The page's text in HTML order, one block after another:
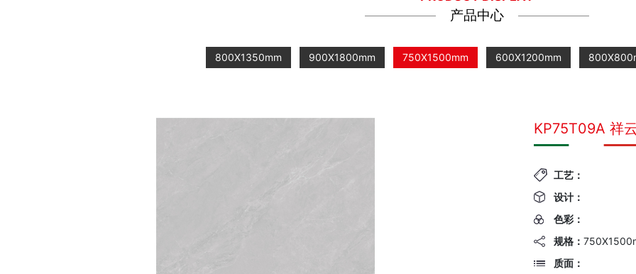
产品中心
800X1350mm 900X1800mm 750X1500mm 600X1200mm
KP75T09A 祥
工艺：
设计：
色彩：
规格：
质面：